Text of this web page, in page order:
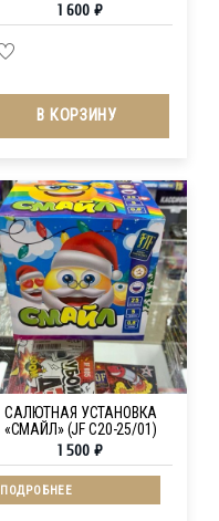
1 600₽
В КОРЗИНУ
САЛЮТНАЯ УСТАНОВКА
«СМАЙЛ» (JF C20-25/01)
1 500₽
ПОДРОБНЕЕ